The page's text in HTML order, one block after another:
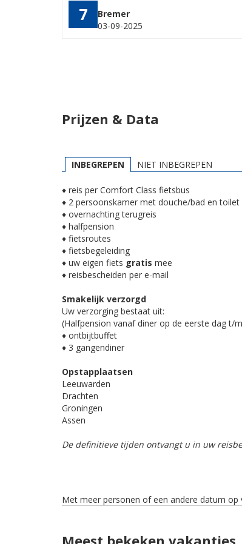
7
Bremer
03-09-2025
Prijzen & Data
INBEGREPEN NIET INBEGREPEN
♦ reis per Comfort Class fietsbus
♦ 2 persoonskamer met douche/bad en toilet
♦ overnachting terugreis
♦ halfpension
♦ fietsroutes
♦ fietsbegeleiding
♦ uw eigen fiets gratis mee
♦ reisbescheiden per e-mail
Smakelijk verzorgd
Uw verzorging bestaat uit:
(Halfpension vanaf diner op de eerste dag t/
♦ ontbijtbuffet
♦ 3 gangendiner
Opstapplaatsen
Leeuwarden
Drachten
Groningen
Assen
De definitieve tijden ontvangt u in uw
Met meer personen of een andere datum op
Meest bekeken vakanties